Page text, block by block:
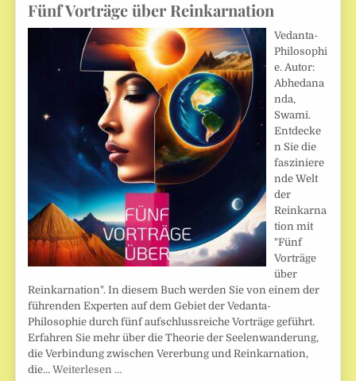
Fünf Vorträge über Reinkarnation
Vedanta-
Philosophi
e. Autor:
Abhedana
nda,
Swami.
Entdecke
n Sie die
fasziniere
nde Welt
der
Reinkarna
tion mit
"Fünf
Vorträge
über
Reinkarnation". In diesem Buch werden Sie von einem der
führenden Experten auf dem Gebiet der Vedanta-
Philosophie durch fünf aufschlussreiche Vorträge geführt.
Erfahren Sie mehr über die Theorie der Seelenwanderung,
die Verbindung zwischen Vererbung und Reinkarnation,
die…Weiterlesen …